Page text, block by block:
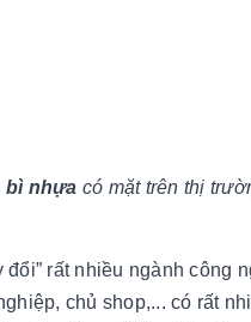
bì nhựa có mặt trên thị
rất nhiều ngành công
chủ shop,... có rất